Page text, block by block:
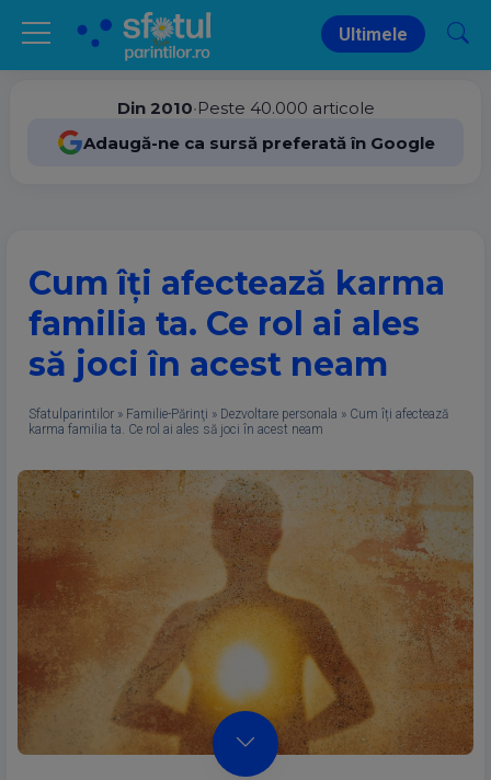
Ultimele
Din 2010•Peste 40.000 articole
Adaugă-ne ca sursă preferată în Google
Cum îți afectează karma
familia ta. Ce rol ai ales
să joci în acest neam
Sfatulparintilor » Familie-Părinţi » Dezvoltare personala » Cum îți afectează
karma familia ta. Ce rol ai ales să joci în acest neam